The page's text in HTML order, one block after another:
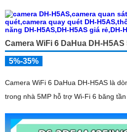
Camera WiFi 6 DaHua DH-H5AS
5%-35%
Camera WiFi 6 DaHua DH-H5AS là
trong nhà 5MP hỗ trợ Wi-Fi 6 băng tần